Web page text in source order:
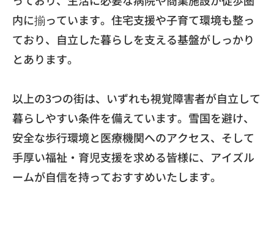
内に揃っています。 住宅支援や子育て環境も整っ
ており、 自立した暮らしを支える基盤がしっかり
とあります。
以上の3つの街は、 いずれも視覚障害者が自立して
暮らしやすい条件を備えています。 雪国を避け、
安全な歩行環境と医療機関へのアクセス、 そして
手厚い福祉・育児支援を求める皆様に、 アイズル
ームが自信を持っておすすめいたします。